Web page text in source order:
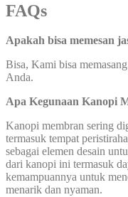
FAQs
Apakah bisa memesan
Bisa, Kami bisa
Anda.
Apa Kegunaan Kanopi
Kanopi membran sering
termasuk tempat
sebagai elemen desain
dari kanopi ini termasuk
kemampuannya untuk
menarik dan nyaman.